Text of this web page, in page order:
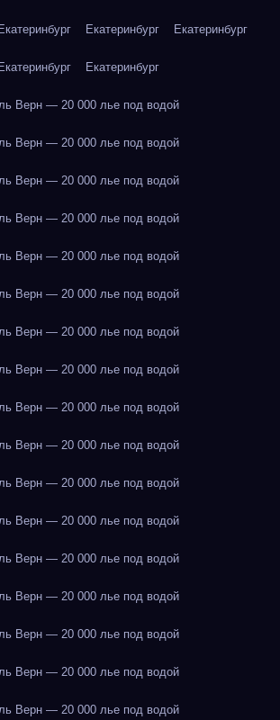
Екатеринбург Екатеринбург Екатеринбург
Екатеринбург Екатеринбург
Верн — 20 000 лье под водой
Верн — 20 000 лье под водой
Верн — 20 000 лье под водой
Верн — 20 000 лье под водой
Верн — 20 000 лье под водой
Верн — 20 000 лье под водой
Верн — 20 000 лье под водой
Верн — 20 000 лье под водой
Верн — 20 000 лье под водой
Верн — 20 000 лье под водой
Верн — 20 000 лье под водой
Верн — 20 000 лье под водой
Верн — 20 000 лье под водой
Верн — 20 000 лье под водой
Верн — 20 000 лье под водой
Верн — 20 000 лье под водой
Верн — 20 000 лье под водой